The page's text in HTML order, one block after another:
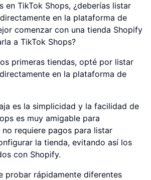
en TikTok Shops, ¿deberías listar
en la plataforma de
comenzar con una tienda Shopify
a TikTok Shops?
primeras tiendas, opté por listar
en la plataforma de
es la simplicidad y la facilidad de
es muy amigable para
requiere pagos para listar
la tienda, evitando así los
con Shopify.
probar rápidamente diferentes